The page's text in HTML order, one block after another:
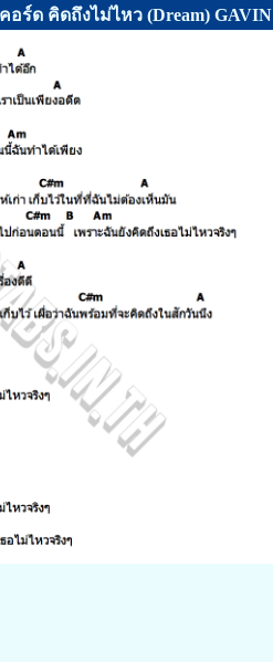
อร์ด คิดถึงไม่ไหว (Dream)